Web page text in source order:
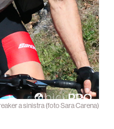
a sinistra (foto Sara Carena)